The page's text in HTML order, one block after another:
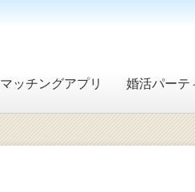
マッチングアプリ 婚活パーテ